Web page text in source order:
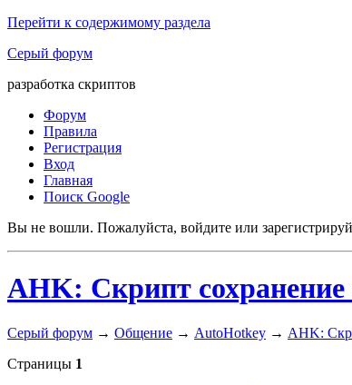
Перейти к содержимому раздела
Серый форум
разработка скриптов
Форум
Правила
Регистрация
Вход
Главная
Поиск Google
Вы не вошли. Пожалуйста, войдите или
AHK: Скрипт
Серый форум → Общение → AutoHotkey → AHK:
Страницы 1